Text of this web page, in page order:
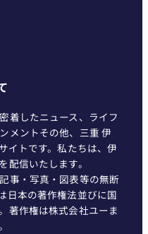
着したニュース、ライフ
メントその他、三重 伊
イトです。私たちは、伊
配信いたします。
事・写真・図表等の無断
日本の著作権法並びに国
著作権は株式会社ユーま